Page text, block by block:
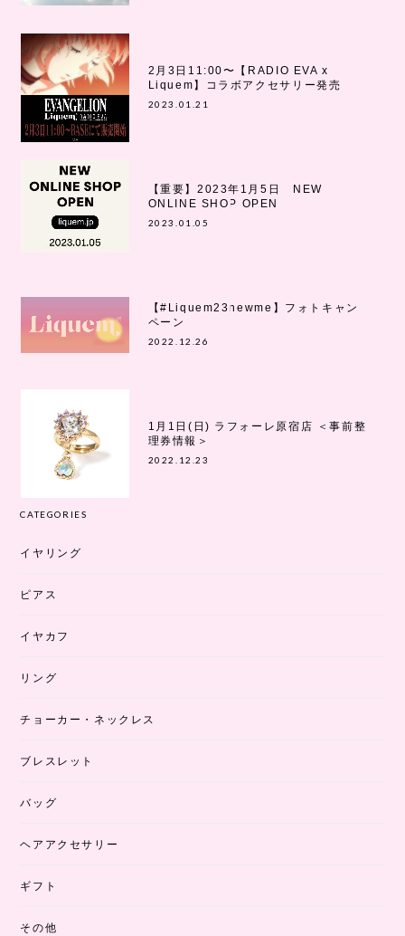
2月3日11:00〜【RADIO EVA x
Liquem】コラボアクセサリー発売
2023.01.21
【重要】2023年1月5日 NEW
ONLINE SHOP OPEN
2023.01.05
【#Liquem23newme】フォトキャン
ペーン
2022.12.26
1月1日(日) ラフォーレ原宿店 ＜事前整
理券情報＞
2022.12.23
CATEGORIES
イヤリング
ピアス
イヤカフ
リング
チョーカー・ネックレス
ブレスレット
バッグ
ヘアアクセサリー
ギフト
その他